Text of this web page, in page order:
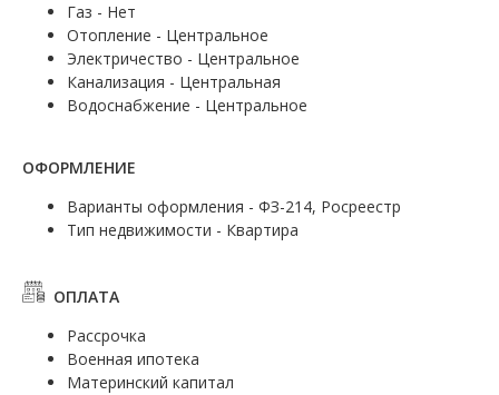
Газ - Нет
Отопление - Центральное
Электричество - Центральное
Канализация - Центральная
Водоснабжение - Центральное
ОФОРМЛЕНИЕ
Варианты оформления - ФЗ-214, Росреестр
Тип недвижимости - Квартира
ОПЛАТА
Рассрочка
Военная ипотека
Материнский капитал